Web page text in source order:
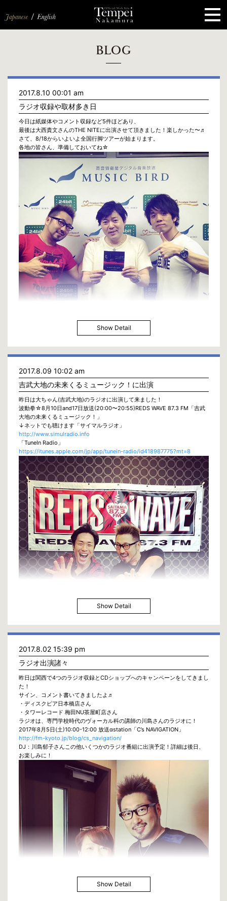
先
BLOG
2017.8.10 00:01 am
ラジオ収録や取材多き日
今日は紙媒体やコメント収録など5件ほどあり、
最後は大西貴文さんのTHE NITEに出演させて頂きました！楽しかった〜♬
さて、8/18からいよいよ全国行脚ツアーが始まります。
各地の皆さん、準備しておいてね☆
Show Detail
2017.8.09 10:02 am
吉武大地の未来くるミュージック！に出演
昨日は大ちゃん(吉武大地)のラジオに出演して来ました！
波動拳☆8月10日and17日放送(20:00〜20:55)REDS WAVE 87.3 FM「吉武
大地の未来くるミュージック！」
↓ネットでも聴けます「サイマルラジオ」
http://www.simulradio.info
「TuneIn Radio」
https://itunes.apple.com/jp/app/tunein-radio/id418987775?mt=8
Show Detail
2017.8.02 15:39 pm
ラジオ出演諸々
昨日は関西で4つのラジオ収録とCDショップへのキャンペーンをしてきまし
た！
サイン、コメント書いてきましたよ♬
・ディスクピア日本橋店さん
・タワーレコード 梅田NU茶屋町店さん
ラジオは、専門学校時代のヴォーカル科の講師の川島さんのラジオに！
2017年8月5日(土)10:00-12:00 放送αstation「C’s NAVIGATION」
http://fm-kyoto.jp/blog/cs_navigation/
DJ：川島郁子さんこの他いくつかのラジオ番組に出演予定！詳細は後日、
お楽しみに！
Show Detail